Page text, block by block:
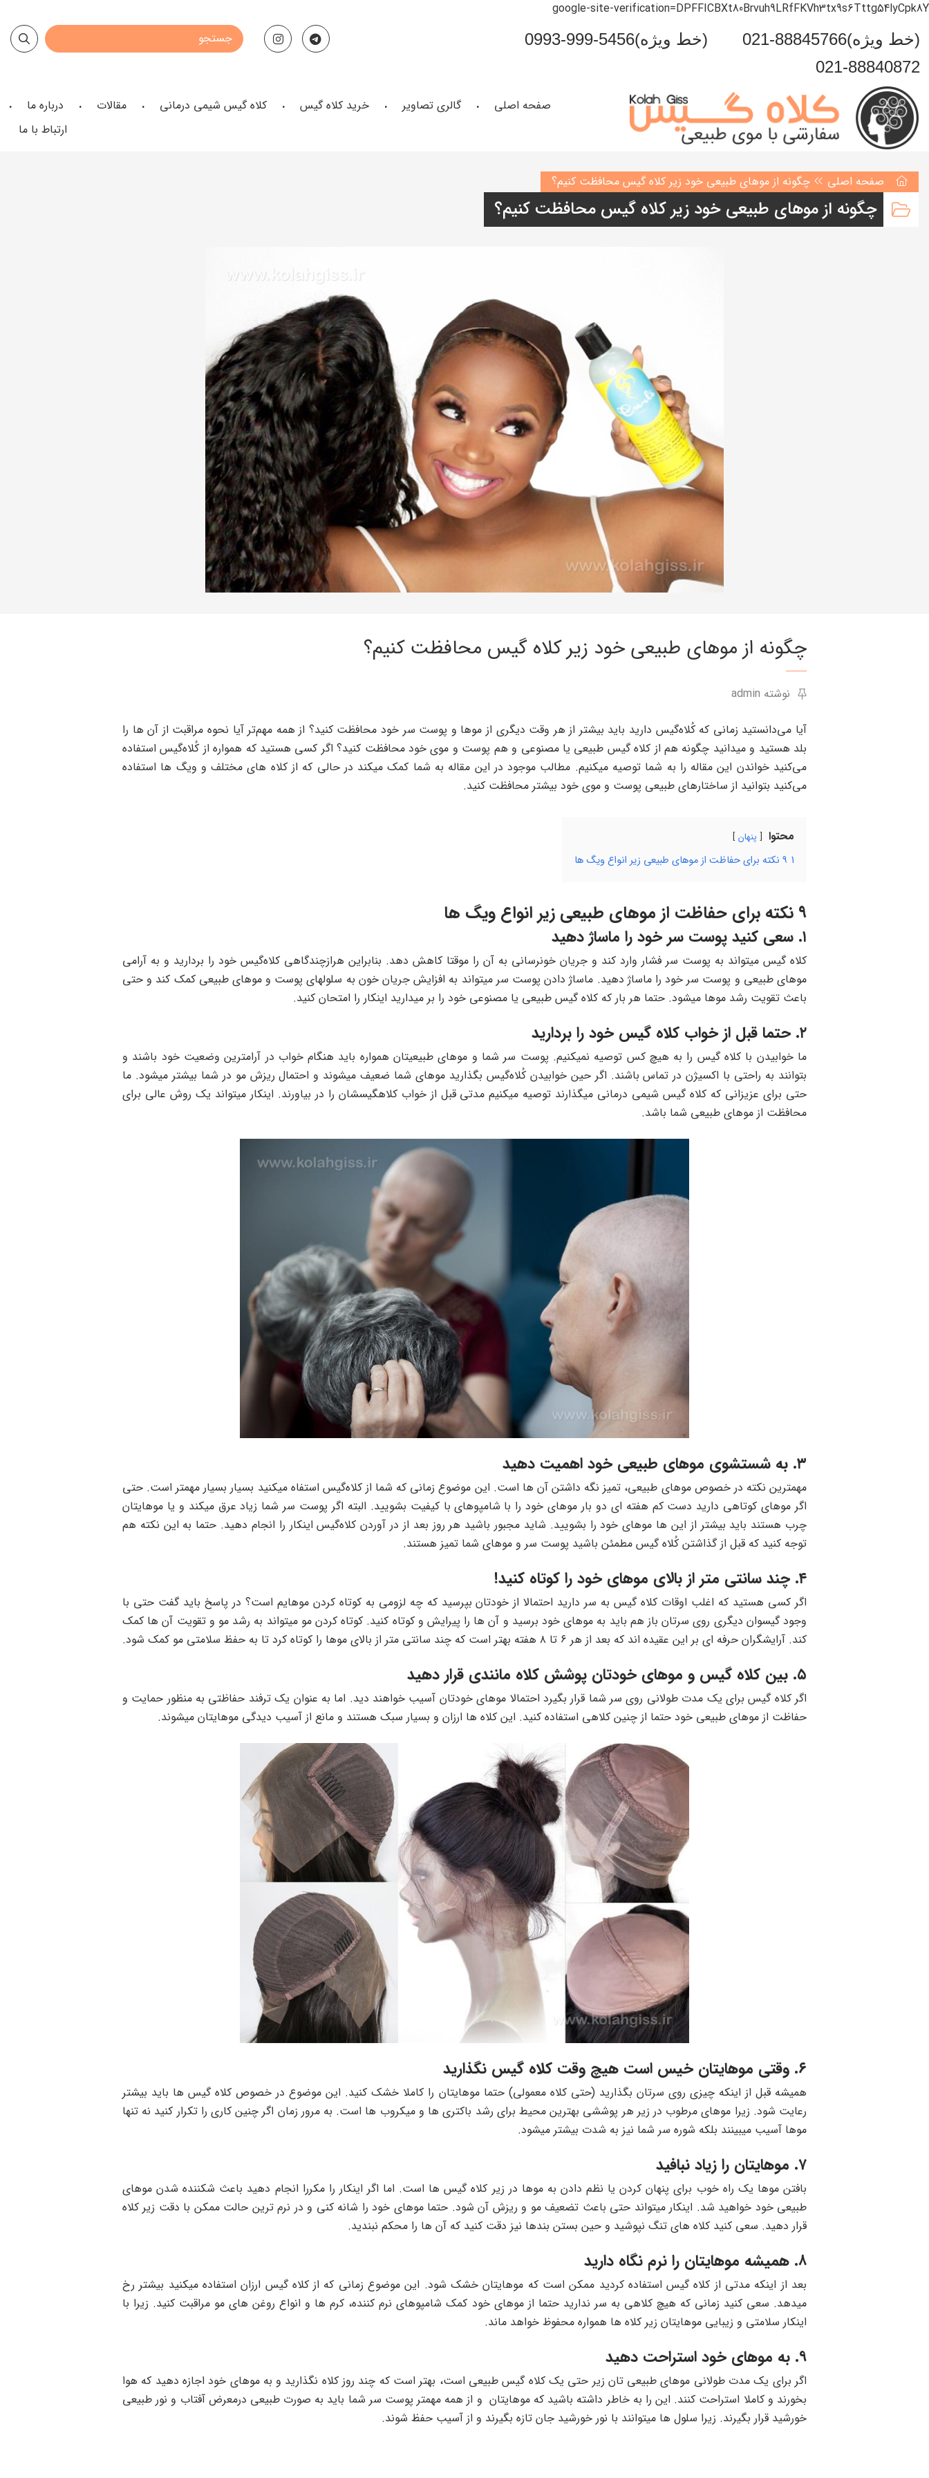
google-site-verification=DPFFICBXt80Brvuh9LRfFKVh3tx9s6Tttg54lyCpk8Y
021-88845766(خط ویژه)
0993-999-5456(خط ویژه)
021-88840872
صفحه اصلی گالری تصاویر خرید کلاه گیس کلاه گیس شیمی درمانی مقالات
درباره ما
ارتباط با ما
صفحه اصلی چگونه از موهای طبیعی خود زیر کلاه گیس محافظت کنیم؟
چگونه از موهای طبیعی خود زیر کلاه گیس محافظت کنیم؟
چگونه از موهای طبیعی خود زیر کلاه گیس محافظت کنیم؟
نوشته admin
آیا می‌دانستید زمانی که کُلاه‌گیس دارید باید بیشتر از هر وقت دیگری از موها و پوست سر خود محافظت کنید؟ از همه مهم‌تر آیا نحوه مراقبت از آن ها را
بلد هستید و میدانید چگونه هم از کلاه گیس طبیعی یا مصنوعی و هم پوست و موی خود محافظت کنید؟ اگر کسی هستید که همواره از کُلاه‌گیس استفاده
می‌کنید خواندن این مقاله را به شما توصیه میکنیم. مطالب موجود در این مقاله به شما کمک میکند در حالی که از کلاه های مختلف و ویگ ها استفاده
می‌کنید بتوانید از ساختارهای طبیعی پوست و موی خود بیشتر محافظت کنید.
محتوا پنهان
1 ۹ نکته برای حفاظت از موهای طبیعی زیر انواع ویگ ها
۹ نکته برای حفاظت از موهای طبیعی زیر انواع ویگ ها
۱. سعی کنید پوست سر خود را ماساژ دهید
کلاه گیس میتواند به پوست سر فشار وارد کند و جریان خونرسانی به آن را موقتا کاهش دهد. بنابراین هرازچندگاهی کلاه‌گیس خود را بردارید و به آرامی
موهای طبیعی و پوست سر خود را ماساژ دهید. ماساژ دادن پوست سر میتواند به افزایش جریان خون به سلولهای پوست و موهای طبیعی کمک کند و حتی
باعث تقویت رشد موها میشود. حتما هر بار که کلاه گیس طبیعی یا مصنوعی خود را بر میدارید اینکار را امتحان کنید.
۲. حتما قبل از خواب کلاه گیس خود را بردارید
ما خوابیدن با کلاه گیس را به هیچ کس توصیه نمیکنیم. پوست سر شما و موهای طبیعیتان همواره باید هنگام خواب در آرامترین وضعیت خود باشند و
بتوانند به راحتی با اکسیژن در تماس باشند. اگر حین خوابیدن کُلاه‌گیس بگذارید موهای شما ضعیف میشوند و احتمال ریزش مو در شما بیشتر میشود. ما
حتی برای عزیزانی که کلاه گیس شیمی درمانی میگذارند توصیه میکنیم مدتی قبل از خواب کلاهگیسشان را در بیاورند. اینکار میتواند یک روش عالی برای
محافظت از موهای طبیعی شما باشد.
۳. به شستشوی موهای طبیعی خود اهمیت دهید
مهمترین نکته در خصوص موهای طبیعی، تمیز نگه داشتن آن ها است. این موضوع زمانی که شما از کلاه‌گیس استفاه میکنید بسیار بسیار مهمتر است. حتی
اگر موهای کوتاهی دارید دست کم هفته ای دو بار موهای خود را با شامپوهای با کیفیت بشویید. البته اگر پوست سر شما زیاد عرق میکند و یا موهایتان
چرب هستند باید بیشتر از این ها موهای خود را بشویید. شاید مجبور باشید هر روز بعد از در آوردن کلاه‌گیس اینکار را انجام دهید. حتما به این نکته هم
توجه کنید که قبل از گذاشتن کُلاه گیس مطمئن باشید پوست سر و موهای شما تمیز هستند.
۴. چند سانتی متر از بالای موهای خود را کوتاه کنید!
اگر کسی هستید که اغلب اوقات کلاه گیس به سر دارید احتمالا از خودتان بپرسید که چه لزومی به کوتاه کردن موهایم است؟ در پاسخ باید گفت حتی با
وجود گیسوان دیگری روی سرتان باز هم باید به موهای خود برسید و آن ها را پیرایش و کوتاه کنید. کوتاه کردن مو میتواند به رشد مو و تقویت آن ها کمک
کند. آرایشگران حرفه ای بر این عقیده اند که بعد از هر ۶ تا ۸ هفته بهتر است که چند سانتی متر از بالای موها را کوتاه کرد تا به حفظ سلامتی مو کمک شود.
۵. بین کلاه گیس و موهای خودتان پوشش کلاه مانندی قرار دهید
اگر کلاه گیس برای یک مدت طولانی روی سر شما قرار بگیرد احتمالا موهای خودتان آسیب خواهند دید. اما به عنوان یک ترفند حفاظتی به منظور حمایت و
حفاظت از موهای طبیعی خود حتما از چنین کلاهی استفاده کنید. این کلاه ها ارزان و بسیار سبک هستند و مانع از آسیب دیدگی موهایتان میشوند.
۶. وقتی موهایتان خیس است هیچ وقت کلاه گیس نگذارید
همیشه قبل از اینکه چیزی روی سرتان بگذارید (حتی کلاه معمولی) حتما موهایتان را کاملا خشک کنید. این موضوع در خصوص کلاه گیس ها باید بیشتر
رعایت شود. زیرا موهای مرطوب در زیر هر پوششی بهترین محیط برای رشد باکتری ها و میکروب ها است. به مرور زمان اگر چنین کاری را تکرار کنید نه تنها
موها آسیب میبینند بلکه شوره سر شما نیز به شدت بیشتر میشود.
۷. موهایتان را زیاد نبافید
بافتن موها یک راه خوب برای پنهان کردن یا نظم دادن به موها در زیر کلاه گیس ها است. اما اگر اینکار را مکررا انجام دهید باعث شکننده شدن موهای
طبیعی خود خواهید شد. اینکار میتواند حتی باعث تضعیف مو و ریزش آن شود. حتما موهای خود را شانه کنی و در نرم ترین حالت ممکن با دقت زیر کلاه
قرار دهید. سعی کنید کلاه های تنگ نپوشید و حین بستن بندها نیز دقت کنید که آن ها را محکم نبندید.
۸. همیشه موهایتان را نرم نگاه دارید
بعد از اینکه مدتی از کلاه گیس استفاده کردید ممکن است که موهایتان خشک شود. این موضوع زمانی که از کلاه گیس ارزان استفاده میکنید بیشتر رخ
میدهد. سعی کنید زمانی که هیچ کلاهی به سر ندارید حتما از موهای خود کمک شامپوهای نرم کننده، کرم ها و انواع روغن های مو مراقبت کنید. زیرا با
اینکار سلامتی و زیبایی موهایتان زیر کلاه ها همواره محفوظ خواهد ماند.
۹. به موهای خود استراحت دهید
اگر برای یک مدت طولانی موهای طبیعی تان زیر حتی یک کلاه گیس طبیعی است، بهتر است که چند روز کلاه نگذارید و به موهای خود اجازه دهید که هوا
بخورند و کاملا استراحت کنند. این را به خاطر داشته باشید که موهایتان و از همه مهمتر پوست سر شما باید به صورت طبیعی درمعرض آفتاب و نور طبیعی
خورشید قرار بگیرند. زیرا سلول ها میتوانند با نور خورشید جان تازه بگیرند و از آسیب حفظ شوند.